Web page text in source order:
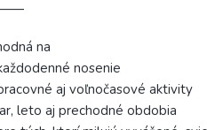
na
nosenie
aj voľnočasové aktivity
leto aj prechodné obdobia